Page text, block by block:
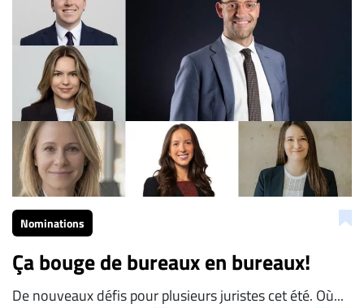
La Rédaction de Droit-inc.com
Nominations
Ça bouge de bureaux en bureaux!
De nouveaux défis pour plusieurs juristes cet été. Où...